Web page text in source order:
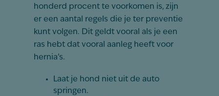
honderd procent te voorkomen is, zijn
er een aantal regels die je ter preventie
kunt volgen. Dit geldt vooral als je een
ras hebt dat vooral aanleg heeft voor
hernia’s.
Laat je hond niet uit de auto
springen.